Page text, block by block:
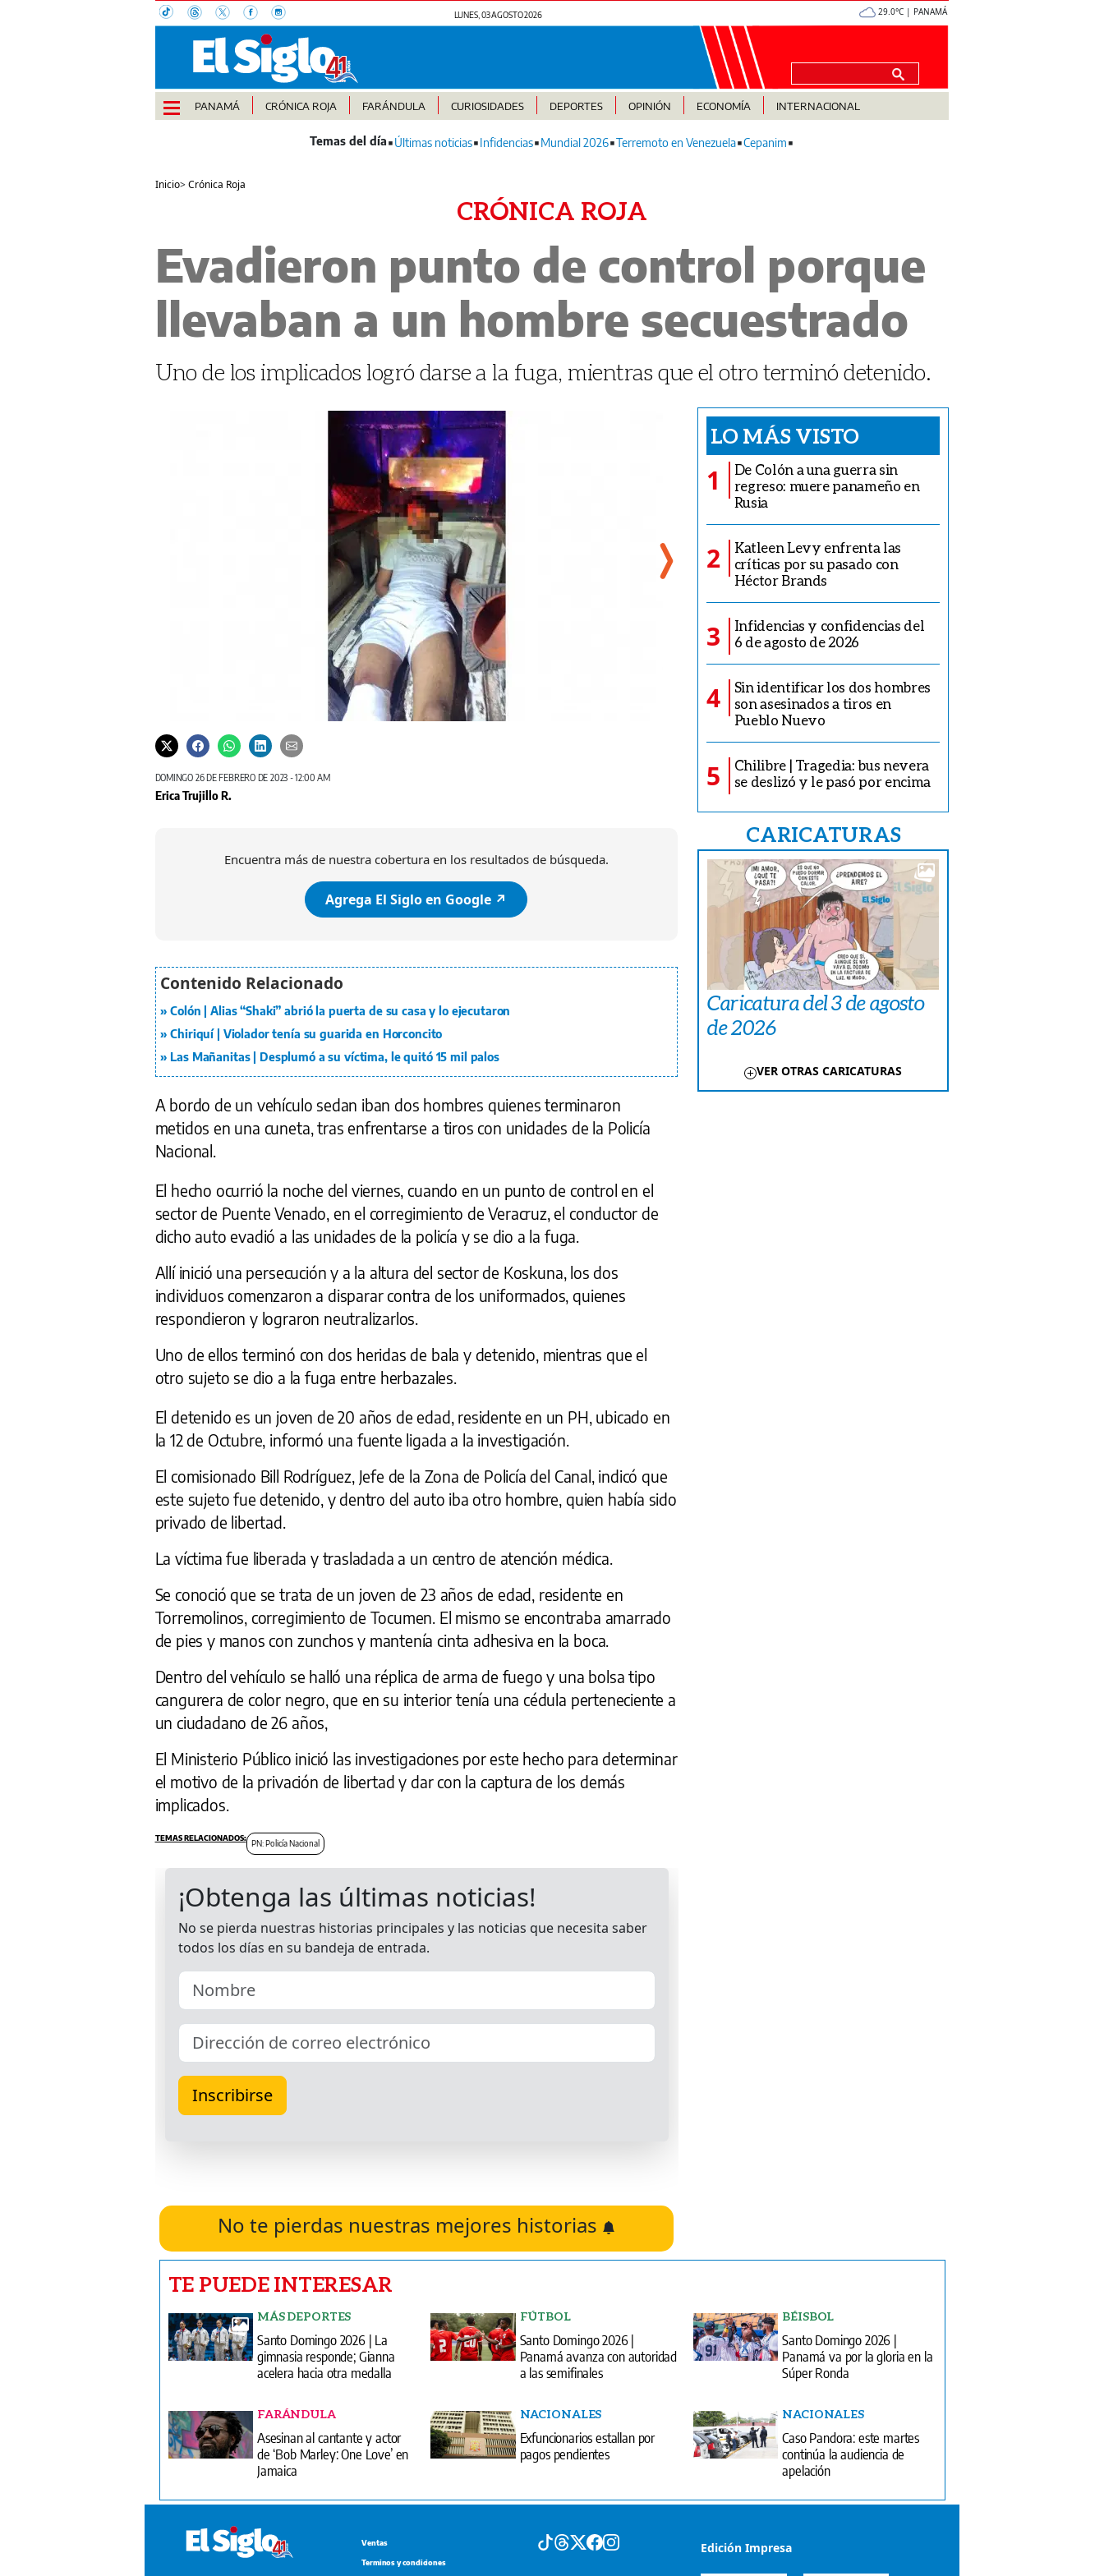
LUNES, 03 AGOSTO 2026 29.0°C | PANAMÁ
PANAMÁ CRÓNICA ROJA FARÁNDULA CURIOSIDADES DEPORTES OPINIÓN ECONOMÍA INTERNACIONAL
Últimas noticias Infidencias Mundial 2026 Terremoto en Venezuela Cepanim
Inicio>Crónica Roja
CRÓNICA ROJA
Evadieron punto de control porque
llevaban a un hombre secuestrado
Uno de los implicados logró darse a la fuga, mientras que el otro terminó detenido.
Uno de los sospechosos fue herido en la rodilla y en el glúteo. A la víctima la llevaban amarrada de pies y manos con zunchos y amordazado.
DOMINGO 26 DE FEBRERO DE 2023 - 12:00 AM
Erica Trujillo R.
Encuentra más de nuestra cobertura en los resultados de búsqueda.
Agrega El Siglo en Google ↗️
Colón | Alias “Shaki” abrió la puerta de su casa y lo ejecutaron
Chiriquí | Violador tenía su guarida en Horconcito
Las Mañanitas | Desplumó a su víctima, le quitó 15 mil palos
A bordo de un vehículo sedan iban dos hombres quienes terminaron
metidos en una cuneta, tras enfrentarse a tiros con unidades de la Policía
Nacional.
El hecho ocurrió la noche del viernes, cuando en un punto de control en el
sector de Puente Venado, en el corregimiento de Veracruz, el conductor de
dicho auto evadió a las unidades de la policía y se dio a la fuga.
Allí inició una persecución y a la altura del sector de Koskuna, los dos
individuos comenzaron a disparar contra de los uniformados, quienes
respondieron y lograron neutralizarlos.
Uno de ellos terminó con dos heridas de bala y detenido, mientras que el
otro sujeto se dio a la fuga entre herbazales.
El detenido es un joven de 20 años de edad, residente en un PH, ubicado en
la 12 de Octubre, informó una fuente ligada a la investigación.
El comisionado Bill Rodríguez, Jefe de la Zona de Policía del Canal, indicó que
este sujeto fue detenido, y dentro del auto iba otro hombre, quien había sido
privado de libertad.
La víctima fue liberada y trasladada a un centro de atención médica.
Se conoció que se trata de un joven de 23 años de edad, residente en
Torremolinos, corregimiento de Tocumen. El mismo se encontraba amarrado
de pies y manos con zunchos y mantenía cinta adhesiva en la boca.
Dentro del vehículo se halló una réplica de arma de fuego y una bolsa tipo
cangurera de color negro, que en su interior tenía una cédula perteneciente a
un ciudadano de 26 años,
El Ministerio Público inició las investigaciones por este hecho para determinar
el motivo de la privación de libertad y dar con la captura de los demás
implicados.
PN: Policía Nacional
No te pierdas nuestras mejores historias
LO MÁS VISTO
1
De Colón a una guerra sin
regreso: muere panameño en
Rusia
2
Katleen Levy enfrenta las
críticas por su pasado con
Héctor Brands
3
Infidencias y confidencias del
6 de agosto de 2026
4
Sin identificar los dos hombres
son asesinados a tiros en
Pueblo Nuevo
5
Chilibre | Tragedia: bus nevera
se deslizó y le pasó por encima
CARICATURAS
Caricatura del 3 de agosto
de 2026
VER OTRAS CARICATURAS
TE PUEDE INTERESAR
MÁS DEPORTES
Santo Domingo 2026 | La
gimnasia responde; Gianna
acelera hacia otra medalla
FÚTBOL
Santo Domingo 2026 |
Panamá avanza con autoridad
a las semifinales
BÉISBOL
Santo Domingo 2026 |
Panamá va por la gloria en la
Súper Ronda
FARÁNDULA
Asesinan al cantante y actor
de ‘Bob Marley: One Love’ en
Jamaica
NACIONALES
Exfuncionarios estallan por
pagos pendientes
NACIONALES
Caso Pandora: este martes
continúa la audiencia de
apelación
Ventas
Terminos y condiciones
Edición Impresa